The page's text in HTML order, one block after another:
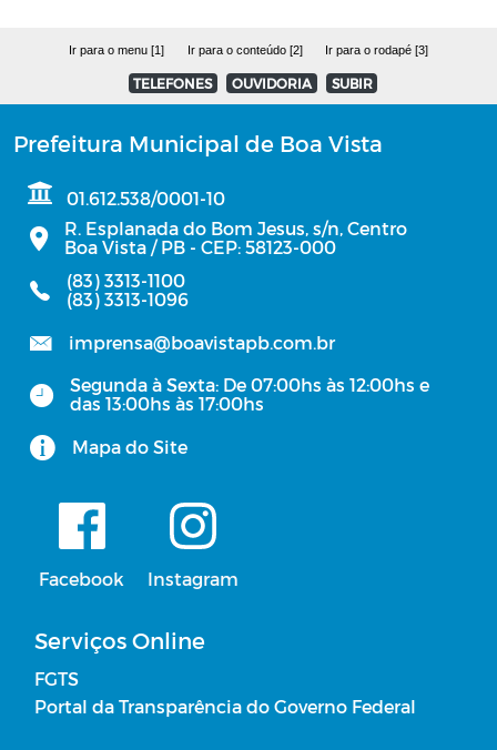
Ir para o menu [1] Ir para o conteúdo [2] Ir para o rodapé [3]
TELEFONES OUVIDORIA SUBIR
Prefeitura Municipal de Boa Vista
01.612.538/0001-10
R. Esplanada do Bom Jesus, s/n, Centro
Boa Vista / PB - CEP: 58123-000
(83) 3313-1100
(83) 3313-1096
imprensa@boavistapb.com.br
Segunda à Sexta: De 07:00hs às 12:00hs e
das 13:00hs às 17:00hs
Mapa do Site
Facebook Instagram
Serviços Online
FGTS
Portal da Transparência do Governo Federal